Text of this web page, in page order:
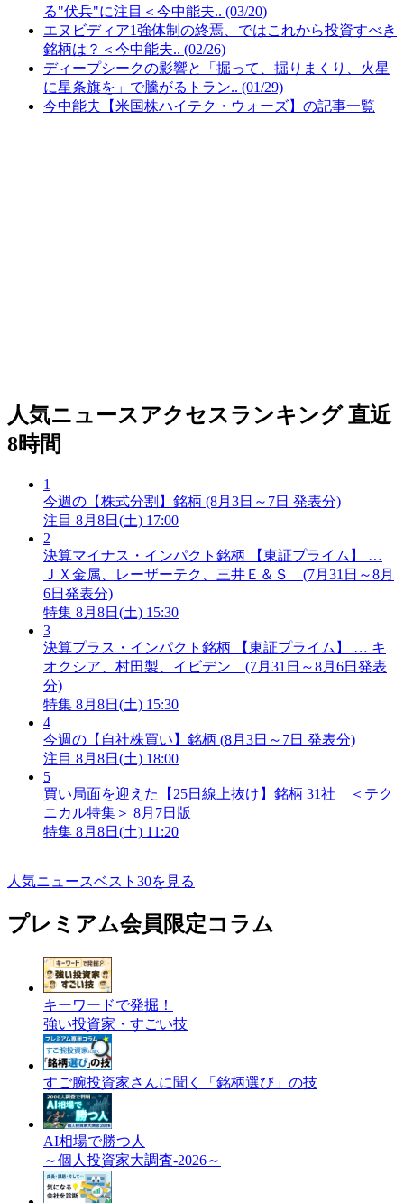
る"伏兵"に注目＜今中能夫.. (03/20)
エヌビディア1強体制の終焉、ではこれから投資すべき
銘柄は？＜今中能夫.. (02/26)
ディープシークの影響と「掘って、掘りまくり、火星
に星条旗を」で騰がるトラン.. (01/29)
今中能夫【米国株ハイテク・ウォーズ】の記事一覧
人気ニュースアクセスランキング 直近
8時間
1
今週の【株式分割】銘柄 (8月3日～7日 発表分)
注目 8月8日(土) 17:00
2
決算マイナス・インパクト銘柄 【東証プライム】 …
ＪＸ金属、レーザーテク、三井Ｅ＆Ｓ (7月31日～8月
6日発表分)
特集 8月8日(土) 15:30
3
決算プラス・インパクト銘柄 【東証プライム】 … キ
オクシア、村田製、イビデン (7月31日～8月6日発表
分)
特集 8月8日(土) 15:30
4
今週の【自社株買い】銘柄 (8月3日～7日 発表分)
注目 8月8日(土) 18:00
5
買い局面を迎えた【25日線上抜け】銘柄 31社 ＜テク
ニカル特集＞ 8月7日版
特集 8月8日(土) 11:20
人気ニュースベスト30を見る
プレミアム会員限定コラム
キーワードで発掘！
強い投資家・すごい技
すご腕投資家さんに聞く「銘柄選び」の技
AI相場で勝つ人
～個人投資家大調査-2026～